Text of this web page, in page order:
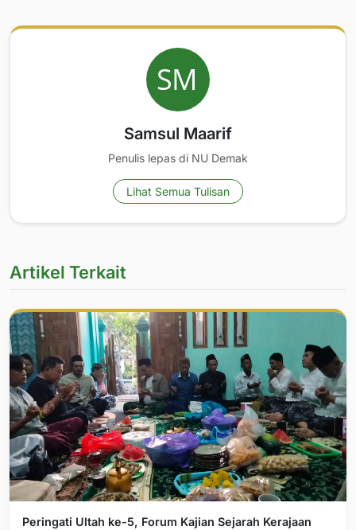
Samsul Maarif
Penulis lepas di NU Demak
Lihat Semua Tulisan
Artikel Terkait
Peringati Ultah ke-5, Forum Kajian Sejarah Kerajaan